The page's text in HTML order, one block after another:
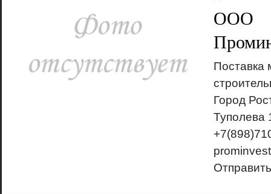
ООО
Поставка
Город
Туполева